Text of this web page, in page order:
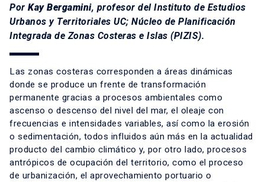
Por Kay Bergamini, profesor del Instituto de Estudios
Urbanos y Territoriales UC; Núcleo de Planificación
Integrada de Zonas Costeras e Islas (PIZIS).
Las zonas costeras corresponden a áreas dinámicas
donde se produce un frente de transformación
permanente gracias a procesos ambientales como
ascenso o descenso del nivel del mar, el oleaje con
frecuencias e intensidades variables, así como la erosión
o sedimentación, todos influidos aún más en la actualidad
producto del cambio climático y, por otro lado, procesos
antrópicos de ocupación del territorio, como el proceso
de urbanización, el aprovechamiento portuario o